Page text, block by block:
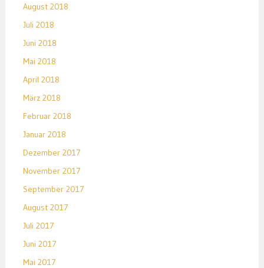
August 2018
Juli 2018
Juni 2018
Mai 2018
April 2018
März 2018
Februar 2018
Januar 2018
Dezember 2017
November 2017
September 2017
August 2017
Juli 2017
Juni 2017
Mai 2017